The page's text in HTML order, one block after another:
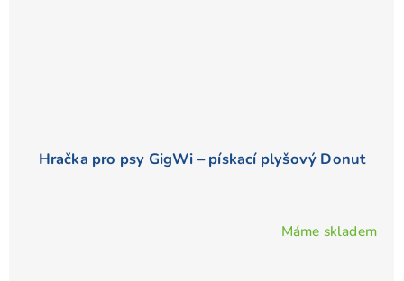
Hračka pro psy GigWi – pískací plyšový Donut
Máme skladem